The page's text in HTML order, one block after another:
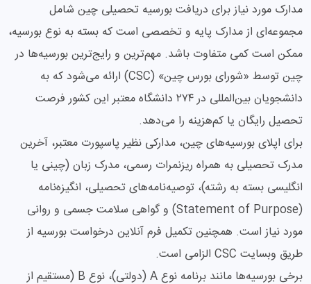
مدارک مورد نیاز برای دریافت بورسیه تحصیلی چین شامل
مجموعه‌ای از مدارک پایه و تخصصی است که بسته به نوع بورسیه،
ممکن است کمی متفاوت باشد. مهم‌ترین و رایج‌ترین بورسیه‌ها در
چین توسط «شورای بورس چین» (CSC) ارائه می‌شود که به
دانشجویان بین‌المللی در ۲۷۴ دانشگاه معتبر این کشور فرصت
تحصیل رایگان یا کم‌هزینه را می‌دهد.
برای اپلای بورسیه‌های چین، مدارکی نظیر پاسپورت معتبر، آخرین
مدرک تحصیلی به همراه ریزنمرات رسمی، مدرک زبان (چینی یا
انگلیسی بسته به رشته)، توصیه‌نامه‌های تحصیلی، انگیزه‌نامه
(Statement of Purpose) و گواهی سلامت جسمی و روانی
مورد نیاز است. همچنین تکمیل فرم آنلاین درخواست بورسیه از
طریق وبسایت CSC الزامی است.
برخی بورسیه‌ها مانند برنامه نوع A (دولتی)، نوع B (مستقیم از